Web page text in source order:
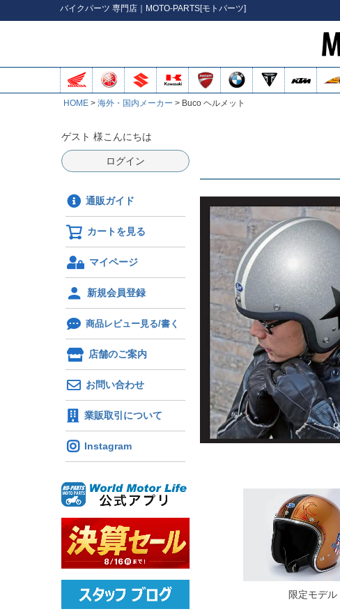
バイクパーツ 専門店｜MOTO-PARTS[モトパーツ]
HOME 海外・国内メーカー Buco ヘルメット
ゲスト 様こんにちは
ログイン
通販ガイド
カートを見る
マイページ
新規会員登録
商品レビュー見る/書く
店舗のご案内
お問い合わせ
業販取引について
Instagram
限定モデル